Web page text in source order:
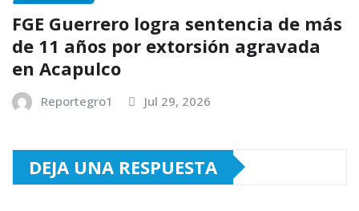
FGE Guerrero logra sentencia de más
de 11 años por extorsión agravada
en Acapulco
Reportegro1 Jul 29, 2026
DEJA UNA RESPUESTA